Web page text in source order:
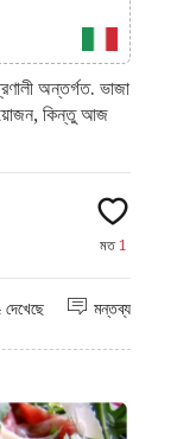
অন্তর্গত. ভাজা
কিন্তু আজ
মত 1
মন্তব্য